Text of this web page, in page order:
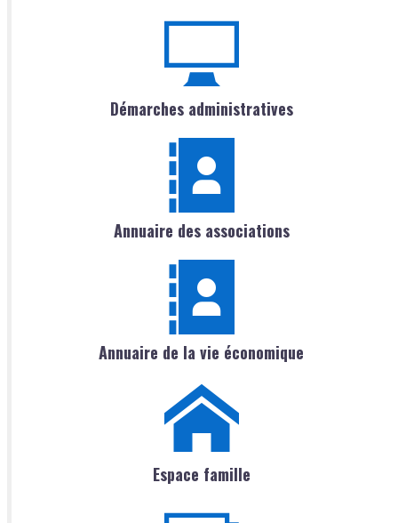
Démarches administratives
Annuaire des associations
Annuaire de la vie économique
Espace famille